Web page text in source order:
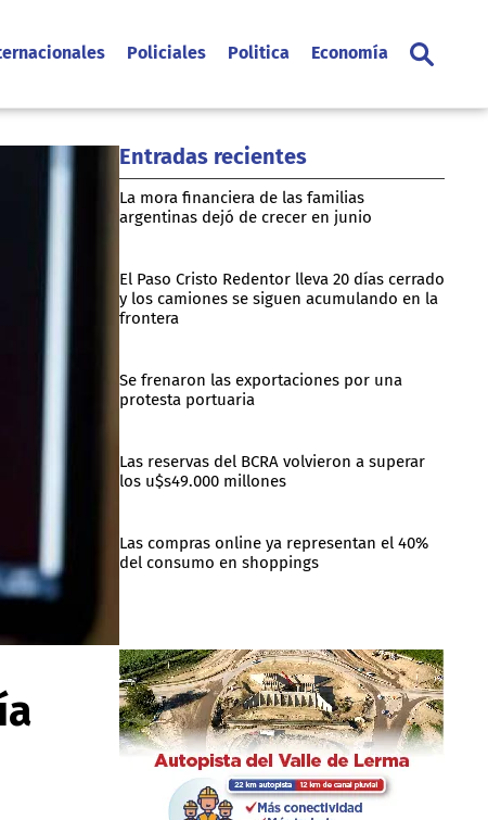
Policiales Politica Economía
Entradas recientes
La mora financiera de las familias
argentinas dejó de crecer en junio
El Paso Cristo Redentor lleva 20 días cerrado
y los camiones se siguen acumulando en la
frontera
Se frenaron las exportaciones por una
protesta portuaria
Las reservas del BCRA volvieron a superar
los u$s49.000 millones
Las compras online ya representan el 40%
del consumo en shoppings